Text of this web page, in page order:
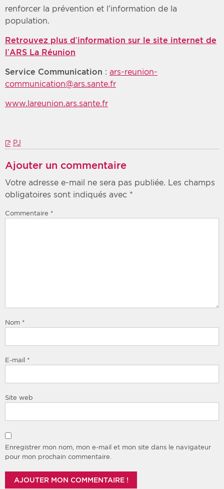
renforcer la prévention et l’information de la
population.
Retrouvez plus d’information sur le site internet de
l’ARS La Réunion
Service Communication : ars-reunion-
communication@ars.sante.fr
www.lareunion.ars.sante.fr
PJ
Ajouter un commentaire
Votre adresse e-mail ne sera pas publiée. Les champs
obligatoires sont indiqués avec *
Commentaire *
Nom *
E-mail *
Site web
Enregistrer mon nom, mon e-mail et mon site dans le navigateur
pour mon prochain commentaire.